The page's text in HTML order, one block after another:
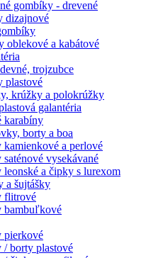
gombíky - drevené
dizajnové
oblekové a kabátové
trojzubce
plastové
krúžky a polokrúžky
galantéria
karabíny
borty a boa
kamienkové a perlové
vysekávané
leonské a čipky s lurexom
a šujtášky
flitrové
bambuľkové
pierkové
/ borty plastové